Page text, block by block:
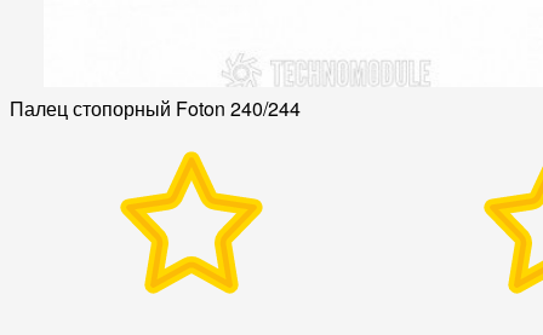
Палец стопорный Foton 240/244